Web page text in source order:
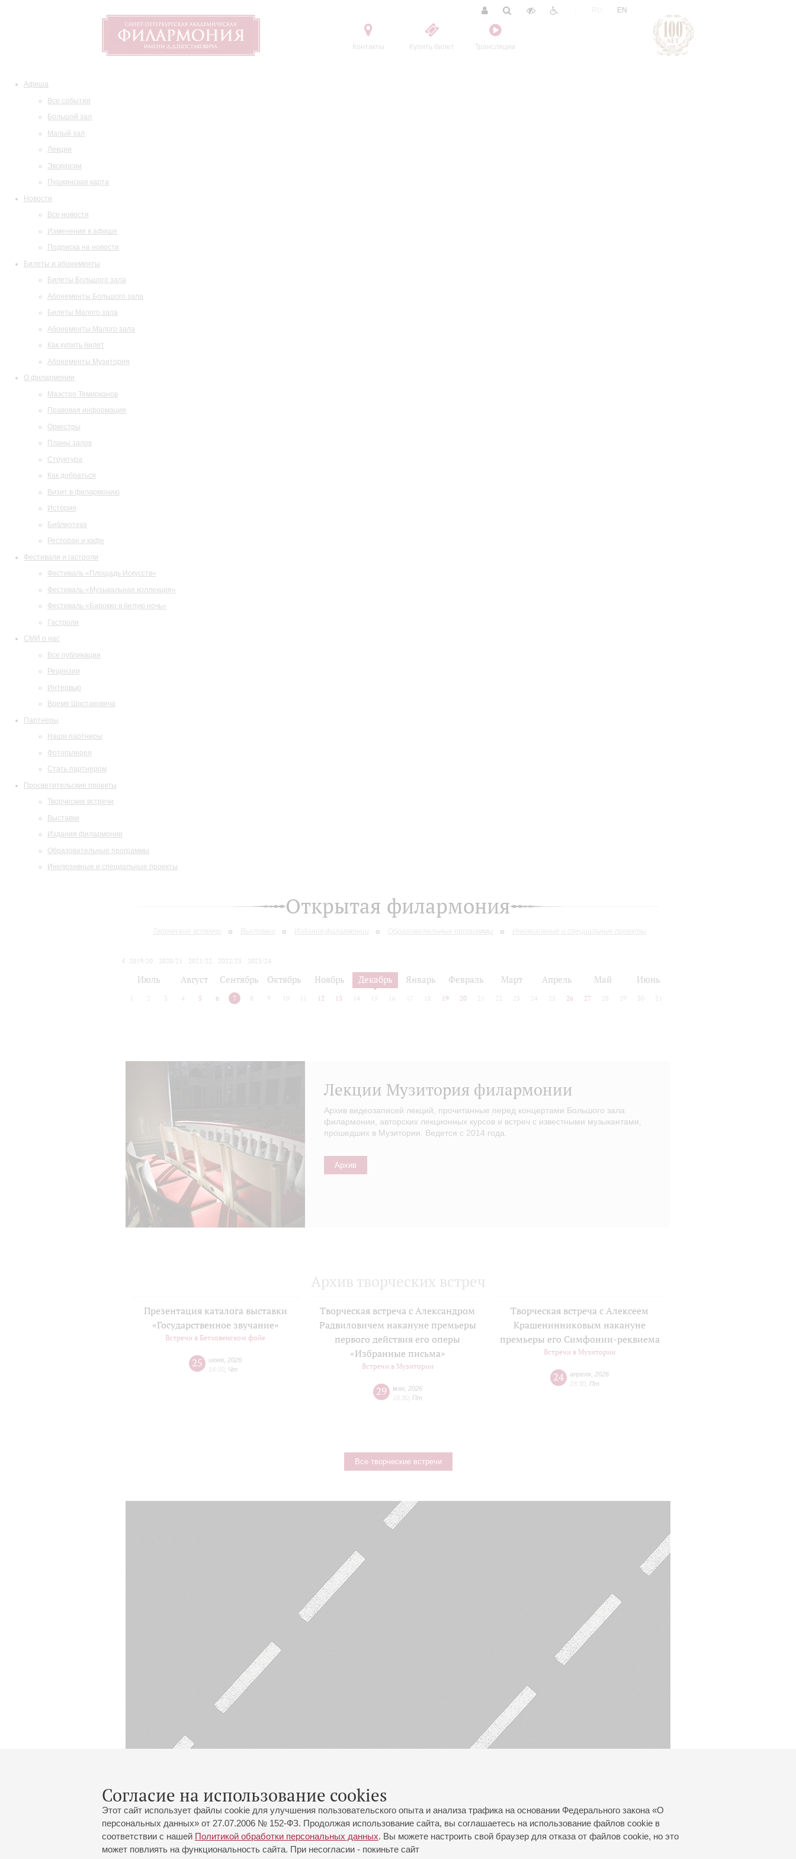
Контакты Купить билет Трансляции
EN
Афиша
Все события
Большой зал
Малый зал
Лекции
Экскурсии
Пушкинская карта
Новости
Все новости
Изменения в афише
Подписка на новости
Билеты и абонементы
Билеты Большого зала
Абонементы Большого зала
Билеты Малого зала
Абонементы Малого зала
Как купить билет
Абонементы Музитория
О филармонии
Маэстро Темирканов
Правовая информация
Оркестры
Планы залов
Структура
Как добраться
Визит в филармонию
История
Библиотека
Ресторан и кафе
Фестивали и гастроли
Фестиваль «Площадь Искусств»
Фестиваль «Музыкальная коллекция»
Фестиваль «Барокко в белую ночь»
Гастроли
СМИ о нас
Все публикации
Рецензии
Интервью
Время Шостаковича
Партнеры
Наши партнеры
Фотогалерея
Стать партнером
Просветительские проекты
Творческие встречи
Выставки
Издания филармонии
Образовательные программы
Инклюзивные и специальные проекты
Открытая филармония
Творческие встречи Выставки Издания филармонии Образовательные программы Инклюзивные и специальные проекты
Согласие на использование cookies
Этот сайт использует файлы cookie для улучшения пользовательского опыта и анализа трафика на основании Федерального закона «О
персональных данных» от 27.07.2006 № 152-ФЗ. Продолжая использование сайта, вы соглашаетесь на использование файлов cookie в
соответствии с нашей Политикой обработки персональных данных. Вы можете настроить свой браузер для отказа от файлов cookie, но это
может повлиять на функциональность сайта. При несогласии - покиньте сайт
2019/20 2020/21 2021/22 2022/23
2023/24
Июль Август Сентябрь Октябрь Ноябрь Декабрь Январь Февраль Март Апрель Май Июнь
2 3 4 5 6 7 8 9 10 12 13 14 15 16 17 18 19 20 21 22 23 24 25 26 27 28 29 30 31
Лекции Музитория филармонии
Архив видеозаписей лекций, прочитанные перед концертами Большого зала
филармонии, авторских лекционных курсов и встреч с известными музыкантами,
прошедших в Музитории. Ведется с 2014 года.
Архив
Архив творческих встреч
Презентация каталога выставки
«Государственное звучание»
Встречи в Бетховенском фойе
25 июня 2026
14:00 Чт
Творческая встреча с Александром
Радвиловичем накануне премьеры
первого действия его оперы
«Избранные письма»
Встречи в Музитории
29 мая, 2026
18:30, Пт
Творческая встреча с Алексеем
Крашенинниковым накануне
премьеры его Симфонии-реквиема
Встречи в Музитории
24 апреля 2026
18:30 Пт
Все творческие встречи
Большой зал:
191186, Санкт-Петербург, Михайловская ул., 2
Часы работы кассы Большого зала: с 11:00 до 20:30